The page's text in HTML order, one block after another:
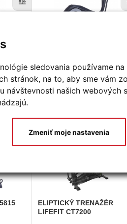
sledovania používame
stránok, na to, aby sme vám
návštevnosti našich webových
Zmeniť moje nastavenia
5 dní)
ZÁRUKA 5 ROKOV NA
569,00 €
769,00 €
KÚPIŤ
ELIPTICKÝ TRENAŽÉR
LIFEFIT CT7200